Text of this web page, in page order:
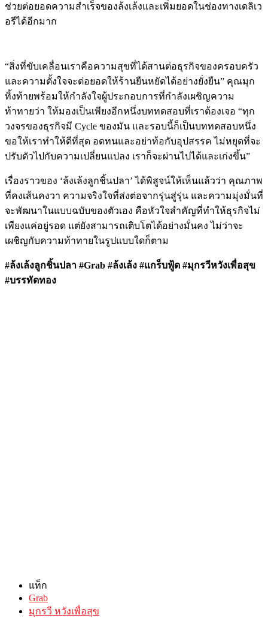
ช่วยต่อยอดความสำเร็จของล้งเล้งและเพิ่มยอดในช่องทางเดลิเว
อรีได้อีกมาก
“สิ่งที่ขับเคลื่อนเราคือความสุขที่ได้สานต่อธุรกิจของครอบครัว
และความตั้งใจจะต่อยอดให้ร้านยืนหยัดได้อย่างยั่งยืน” คุณมุก
ทิ้งท้ายพร้อมให้กำลังใจผู้ประกอบการที่กำลังเผชิญความ
ท้าทายว่า ให้มองเป็นเพียงอีกหนึ่งบททดสอบที่เราต้องเจอ “ทุก
วงจรของธุรกิจมี Cycle ของมัน และรอบนี้ก็เป็นบททดสอบหนึ่ง
ขอให้เราทำให้ดีที่สุด อดทนและอย่าท้อกับอุปสรรค ไม่หยุดที่จะ
ปรับตัวไปกับความเปลี่ยนแปลง เราก็จะผ่านไปได้และเก่งขึ้น”
เรื่องราวของ ‘ล้งเล้งลูกชิ้นปลา’ ได้พิสูจน์ให้เห็นแล้วว่า คุณภาพ
ที่คงเส้นคงวา ความจริงใจที่ส่งต่อจากรุ่นสู่รุ่น และความมุ่งมั่นที่
จะพัฒนาในแบบฉบับของตัวเอง คือหัวใจสำคัญที่ทำให้ธุรกิจไม่
เพียงแค่อยู่รอด แต่ยังสามารถเติบโตได้อย่างมั่นคง ไม่ว่าจะ
เผชิญกับความท้าทายในรูปแบบใดก็ตาม
#ล้งเล้งลูกชิ้นปลา #Grab #ล้งเล้ง #แกร็บฟู้ด #มุกรวีหวังเพื่อสุข
#บรรทัดทอง
แท็ก
Grab
มุกรวี หวังเพื่อสุข